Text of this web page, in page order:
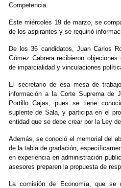
Competencia.
Este miércoles 19 de marzo, se
de los aspirantes y se requirió
De los 36 candidatos, Juan Carlos
Gómez Cabrera recibieron
de imparcialidad y vinculaciones
El secretario de esa mesa de
información a la Corte Suprema de
Portillo Cajas, pues se tiene
suplente de Sala, y participa en el
entidad que se debe crear por la Ley
Además, se conoció el memorial del
de la tabla de gradación,
en experiencia en administración
asesores preparen la propuesta de
La comisión de Economía, que se